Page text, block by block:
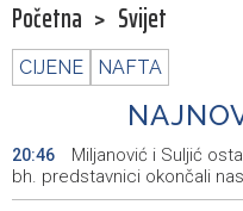
Početna > Svijet
CIJENE NAFTA
20:46
Miljanović i Suljić
bh. predstavnici okončali